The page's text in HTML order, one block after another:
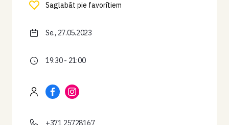
Saglabāt pie favorītiem
Se., 27.05.2023
19:30 - 21:00
+371 25728167